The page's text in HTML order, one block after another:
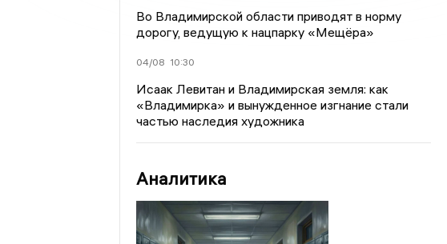
Во Владимирской области приводят в норму
дорогу, ведущую к нацпарку «Мещёра»
04/08 10:30
Исаак Левитан и Владимирская земля: как
«Владимирка» и вынужденное изгнание стали
частью наследия художника
Аналитика